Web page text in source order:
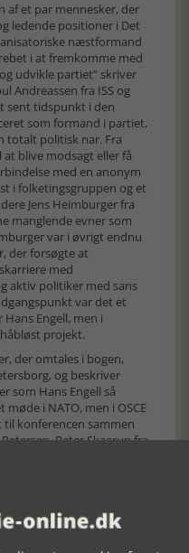
af et par mennesker, der
ledende positioner i Det
næstformand
i at fremkomme med
udvikle partiet” skriver
Andreassen fra ISS og
sent tidspunkt i den
som formand i partiet,
totalt politisk nar. Fra
blive modsagt eller få
med en anonym
i folketingsgruppen og et
Jens Heimburger fra
manglende evner som
var i øvrigt endnu
der forsøgte at
med
aktiv politiker med sans
var det et
Engell, men i
projekt.
der omtales i bogen,
og beskriver
som Hans Engell så
i NATO, men i OSCE
til konferencen sammen
Peter Skaarup fra
konferencen blev
Pia Christmas-
i partiet efter Per
men uroen havde ikke